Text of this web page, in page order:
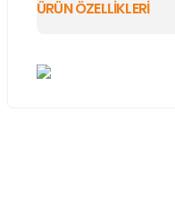
ÜRÜN ÖZELLİKLERİ